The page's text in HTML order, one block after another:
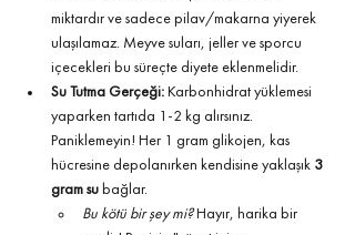
miktardır ve sadece pilav/makarna yiyerek
ulaşılamaz. Meyve suları, jeller ve sporcu
içecekleri bu süreçte diyete eklenmelidir.
Su Tutma Gerçeği: Karbonhidrat yüklemesi
yaparken tartıda 1-2 kg alırsınız.
Paniklemeyin! Her 1 gram glikojen, kas
hücresine depolanırken kendisine yaklaşık 3
gram su bağlar.
Bu kötü bir şey mi? Hayır, harika bir